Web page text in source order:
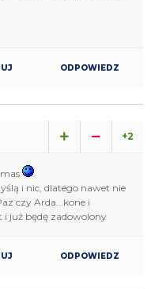
ODPOWIEDZ
+2
i nic, dlatego nawet nie
czy Arda...kone i
i już będę zadowolony
ODPOWIEDZ